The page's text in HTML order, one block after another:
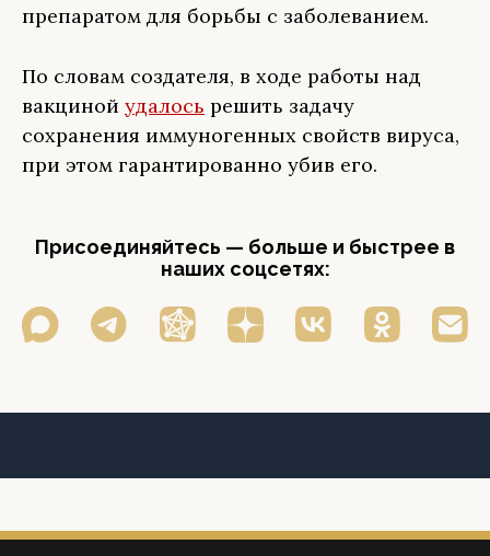
препаратом для борьбы с заболеванием.
По словам создателя, в ходе работы над
вакциной удалось решить задачу
сохранения иммуногенных свойств вируса,
при этом гарантированно убив его.
Присоединяйтесь — больше и быстрее в
наших соцсетях: